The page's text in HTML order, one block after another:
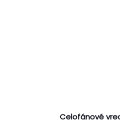
Celofánové